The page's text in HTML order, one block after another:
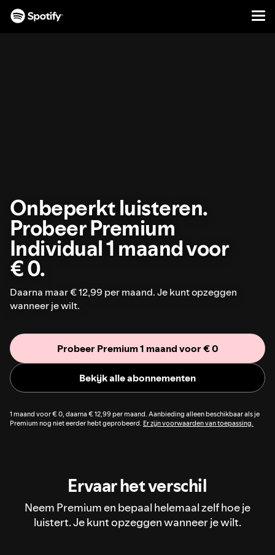
Onbeperkt luisteren.
Probeer Premium
Individual 1 maand voor
€ 0.
Daarna maar € 12,99 per maand. Je kunt opzeggen
wanneer je wilt.
Probeer Premium 1 maand voor € 0
Bekijk alle abonnementen
1 maand voor € 0, daarna € 12,99 per maand. Aanbieding alleen beschikbaar als je
Premium nog niet eerder hebt geprobeerd. Er zijn voorwaarden van toepassing.
Ervaar het verschil
Neem Premium en bepaal helemaal zelf hoe je
luistert. Je kunt opzeggen wanneer je wilt.